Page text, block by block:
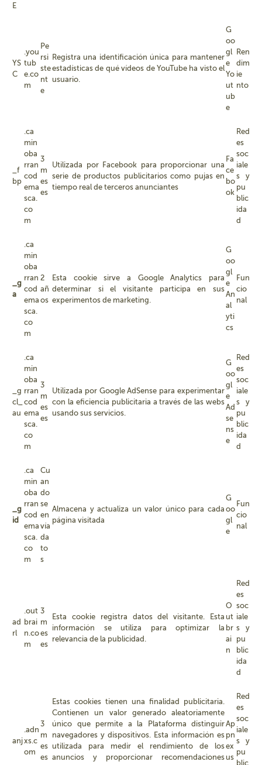
E
YS
C
.you
tub
e.co
m
Pe
rsi
ste
nt
e
Registra una identificación única para mantener
estadísticas de qué vídeos de YouTube ha visto el
usuario.
G
oo
gl
e
Yo
ut
ub
e
Ren
dim
ie
nto
_f
bp
.ca
min
oba
rran
cod
ema
sca.
co
m
3
m
es
es
Utilizada por Facebook para proporcionar una
serie de productos publicitarios como pujas en
tiempo real de terceros anunciantes
Fa
ce
bo
ok
Red
es
soc
iale
s y
pu
blic
ida
d
_g
a
.ca
min
oba
rran
cod
ema
sca.
co
m
2
añ
os
Esta cookie sirve a Google Analytics para
determinar si el visitante participa en sus
experimentos de marketing.
G
oo
gl
e
An
al
yti
cs
Fun
cio
nal
_g
cl_
au
.ca
min
oba
rran
cod
ema
sca.
co
m
3
m
es
es
Utilizada por Google AdSense para experimentar
con la eficiencia publicitaria a través de las webs
usando sus servicios.
G
oo
gl
e
Ad
se
ns
e
Red
es
soc
iale
s y
pu
blic
ida
d
_g
id
.ca
min
oba
rran
cod
ema
sca.
co
m
Cu
an
do
se
en
vía
da
to
s
Almacena y actualiza un valor único para cada
página visitada
G
oo
gl
e
Fun
cio
nal
ad
rl
.out
brai
n.co
m
3
m
es
es
Esta cookie registra datos del visitante. Esta
información se utiliza para optimizar la
relevancia de la publicidad.
O
ut
br
ai
n
Red
es
soc
iale
s y
pu
blic
ida
d
anj
.adn
xs.c
om
3
m
es
es
Estas cookies tienen una finalidad publicitaria.
Contienen un valor generado aleatoriamente
único que permite a la Plataforma distinguir
navegadores y dispositivos. Esta información es
utilizada para medir el rendimiento de los
anuncios y proporcionar recomendaciones
Ap
pn
ex
us
Red
es
soc
iale
s y
pu
blic